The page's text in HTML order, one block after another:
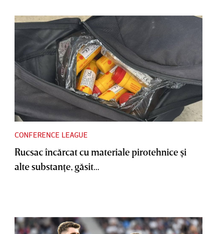
CONFERENCE LEAGUE
Rucsac încărcat cu materiale pirotehnice şi
alte substanţe, găsit...